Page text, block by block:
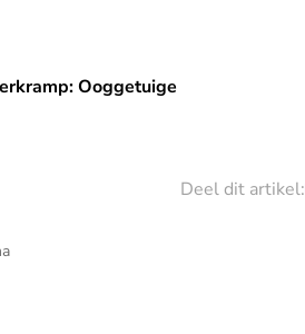
Ooggetuige
Ooggetuige
Deel dit artikel: